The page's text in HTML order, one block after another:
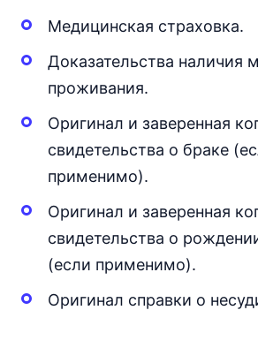
Медицинская страховка.
Доказательства наличия
проживания.
Оригинал и заверенная
свидетельства о браке
применимо).
Оригинал и заверенная
свидетельства о
(если применимо).
Оригинал справки о